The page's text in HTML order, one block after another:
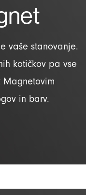
vaše stanovanje.
kotičkov pa vse
Magnetovim
in barv.